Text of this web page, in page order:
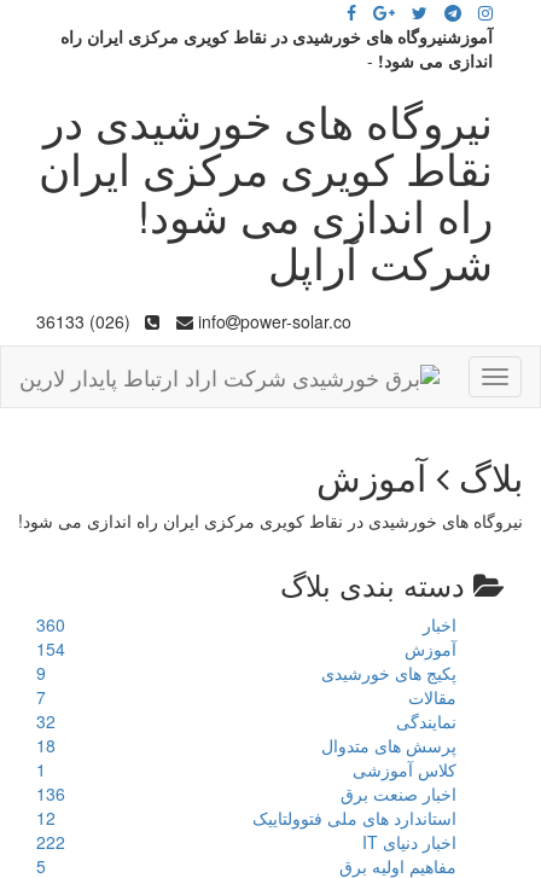
آموزشنیروگاه های خورشیدی در نقاط کویری مرکزی ایران راه
اندازی می شود! -
نیروگاه های خورشیدی در
نقاط کویری مرکزی ایران
راه اندازی می شود!
شرکت آراپل
info power-solar.co
(026) 36133
Toggle
navigation
بلاگ آموزش
نیروگاه های خورشیدی در نقاط کویری مرکزی ایران راه اندازی می شود!
دسته بندی بلاگ
اخبار
360
آموزش
154
پکیج های خورشیدی
9
مقالات
7
نمایندگی
32
پرسش های متدوال
18
کلاس آموزشی
1
اخبار صنعت برق
136
استاندارد های ملی فتوولتاییک
12
اخبار دنیای IT
222
مفاهیم اولیه برق
5